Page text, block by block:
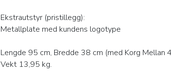
Ekstrautstyr (pristillegg):
Metallplate med kundens logotype
Lengde 95 cm, Bredde 38 cm (med Korg Mellan
Vekt 13,95 kg.